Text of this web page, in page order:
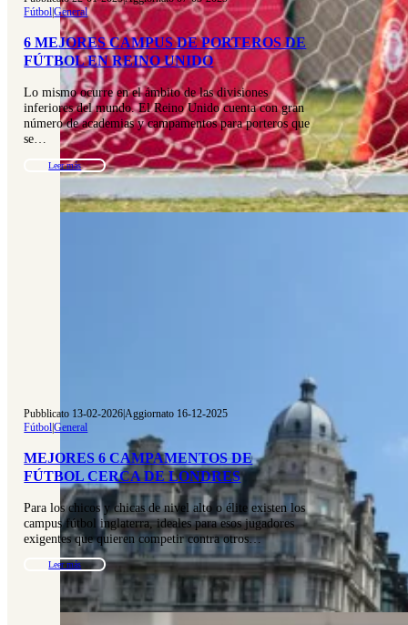
Fútbol|General
6 MEJORES CAMPUS DE PORTEROS DE
FÚTBOL EN REINO UNIDO
Lo mismo ocurre en el ámbito de las divisiones
inferiores del mundo. El Reino Unido cuenta con gran
número de academias y campamentos para porteros que
se…
Leer más
Pubblicato 13-02-2026|Aggiornato 16-12-2025
Fútbol|General
MEJORES 6 CAMPAMENTOS DE
FÚTBOL CERCA DE LONDRES
Para los chicos y chicas de nivel alto o élite existen los
campus fútbol inglaterra, ideales para esos jugadores
exigentes que quieren competir contra otros…
Leer más